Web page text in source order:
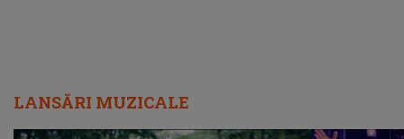
LANSĂRI MUZICALE